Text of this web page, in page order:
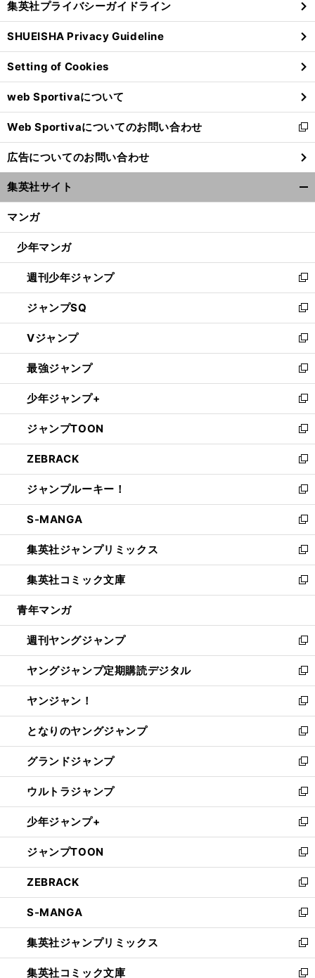
る
い
ウ
ィ
ン
ド
ウ
で
開
く
集英社プライバシーガイドライン
SHUEISHA Privacy Guideline
Setting of Cookies
web Sportivaについて
Web Sportivaについてのお問い合わせ
新
し
い
ウ
ィ
ン
ウ
開
く
広告についてのお問い合わせ
集英社サイト
マンガ
少年マンガ
週刊少年ジャンプ
新
し
い
ウ
ィ
ン
ド
ウ
で
開
く
ジャンプSQ
新
し
い
ウ
ィ
ン
ド
ウ
で
開
く
Vジャンプ
新
し
い
ウ
ィ
ン
ド
ウ
で
開
く
最強ジャンプ
新
し
い
ウ
ィ
ン
ド
ウ
で
開
く
少年ジャンプ+
新
し
い
ウ
ィ
ン
ド
ウ
で
開
く
ジャンプTOON
新
し
い
ウ
ィ
ン
ド
ウ
で
開
く
ZEBRACK
新
し
い
ウ
ィ
ン
ド
ウ
で
開
ジャンプルーキー！
新
し
い
ウ
ィ
ン
ド
ウ
開
く
S-MANGA
新
し
い
ウ
ィ
ン
ウ
で
開
く
集英社ジャンプリミックス
新
し
い
ウ
ン
ド
ウ
で
開
く
集英社コミック文庫
新
し
ウ
ィ
ン
ド
ウ
で
開
く
青年マンガ
週刊ヤングジャンプ
新
し
い
ウ
ィ
ン
ド
ウ
で
開
く
ヤングジャンプ定期購読デジタル
新
し
い
ウ
ィ
ン
ド
ウ
で
開
く
ヤンジャン！
新
し
い
ウ
ィ
ン
ド
ウ
で
開
く
となりのヤングジャンプ
新
し
い
ウ
ィ
ン
ド
ウ
で
開
く
グランドジャンプ
新
し
い
ウ
ィ
ン
ド
ウ
で
開
く
ウルトラジャンプ
新
し
い
ウ
ィ
ン
ド
ウ
で
開
く
少年ジャンプ+
新
し
い
ウ
ィ
ン
ド
ウ
で
開
く
ジャンプTOON
新
し
い
ウ
ィ
ン
ド
ウ
で
ZEBRACK
新
し
い
ウ
ィ
ン
ド
S-MANGA
新
し
い
ウ
ィ
集英社ジャンプリミックス
新
し
い
集英社コミック文庫